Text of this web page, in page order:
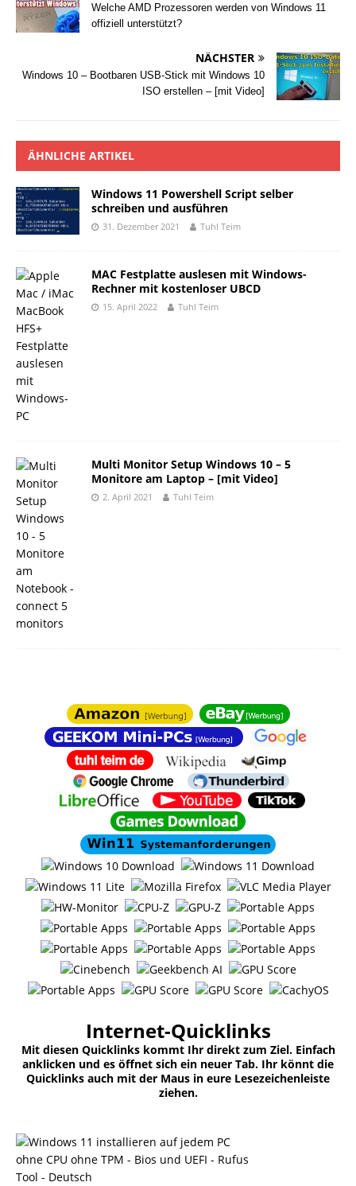
Welche AMD Prozessoren werden von Windows 11
offiziell unterstützt?
NÄCHSTER
Windows 10 – Bootbaren USB-Stick mit Windows 10
ISO erstellen – [mit Video]
ÄHNLICHE ARTIKEL
Windows 11 Powershell Script selber
schreiben und ausführen
31. Dezember 2021 Tuhl Teim
MAC Festplatte auslesen mit Windows-
Rechner mit kostenloser UBCD
15. April 2022 Tuhl Teim
Multi Monitor Setup Windows 10 – 5
Monitore am Laptop – [mit Video]
2. April 2021 Tuhl Teim
Internet-Quicklinks
Mit diesen Quicklinks kommt Ihr direkt zum Ziel. Einfach
anklicken und es öffnet sich ein neuer Tab. Ihr könnt die
Quicklinks auch mit der Maus in eure Lesezeichenleiste
ziehen.